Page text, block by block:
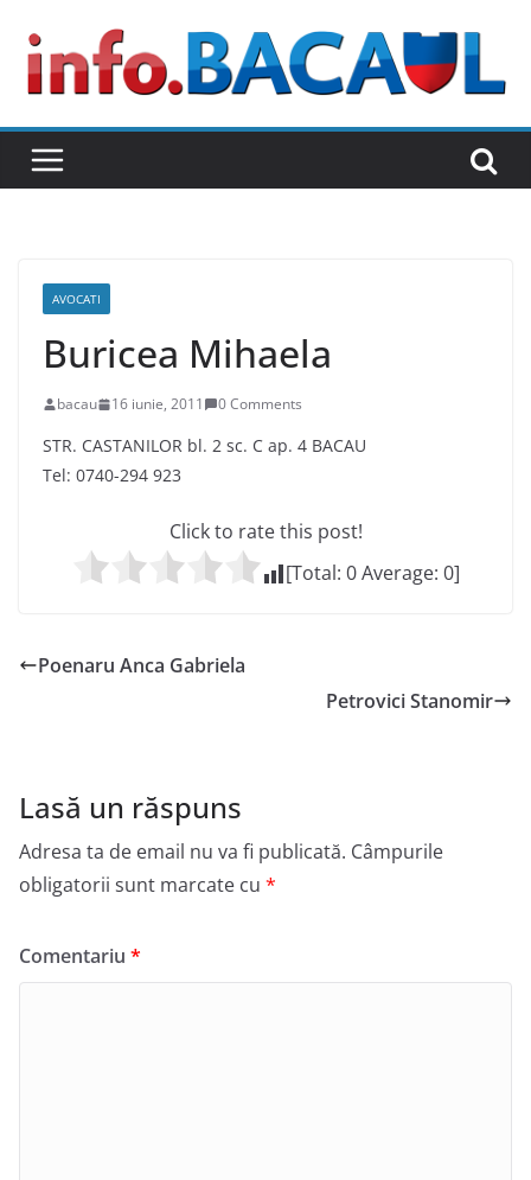
content
AVOCATI
Buricea Mihaela
bacau 16 iunie, 2011 0 Comments
STR. CASTANILOR bl. 2 sc. C ap. 4 BACAU
Tel: 0740-294 923
Click to rate this post!
[Total: 0Average: 0]
Poenaru Anca Gabriela
Petrovici Stanomir
Lasă un răspuns
Adresa ta de email nu va fi publicată. Câmpurile
obligatorii sunt marcate cu *
Comentariu *